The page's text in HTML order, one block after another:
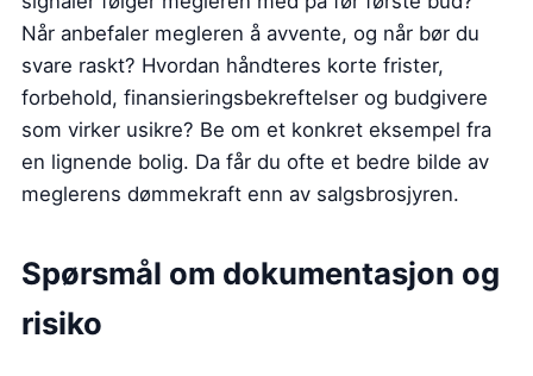
Når anbefaler megleren å avvente, og når bør du
svare raskt? Hvordan håndteres korte frister,
forbehold, finansieringsbekreftelser og budgivere
som virker usikre? Be om et konkret eksempel fra
en lignende bolig. Da får du ofte et bedre bilde av
meglerens dømmekraft enn av salgsbrosjyren.
Spørsmål om dokumentasjon og
risiko